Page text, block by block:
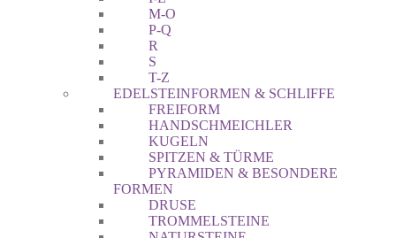
M-O
P-Q
R
S
T-Z
EDELSTEINFORMEN & SCHLIFFE
FREIFORM
HANDSCHMEICHLER
KUGELN
SPITZEN & TÜRME
PYRAMIDEN & BESONDERE
FORMEN
DRUSE
TROMMELSTEINE